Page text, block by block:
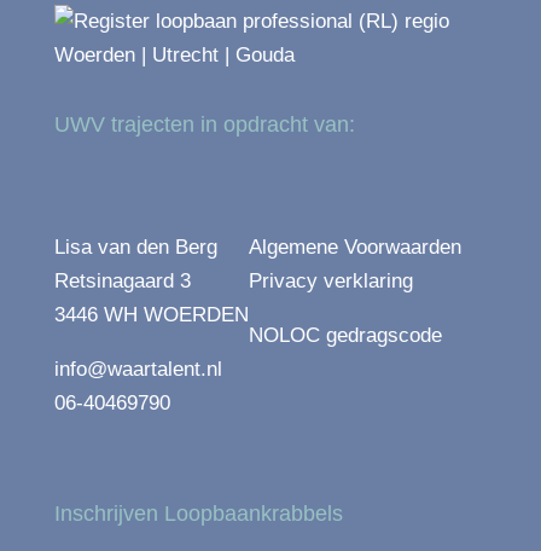
UWV trajecten in opdracht van:
Lisa van den Berg
Retsinagaard 3
3446 WH WOERDEN
info@waartalent.nl
06-40469790
Algemene Voorwaarden
Privacy verklaring
NOLOC gedragscode
Inschrijven Loopbaankrabbels